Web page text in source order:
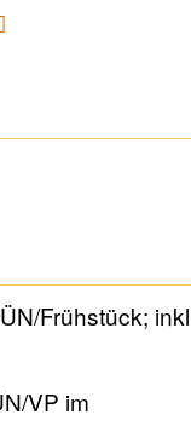
Frühstück;
VP im